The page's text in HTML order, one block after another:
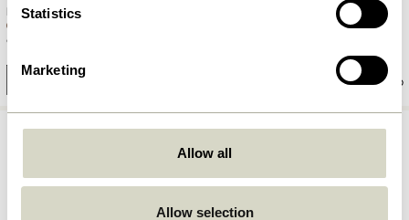
Statistics
Marketing
Allow all
Allow selection
Flare Haken Brüniertes messing
90,00
In den warenkorb
Zenith Wandlampe Brüniertes